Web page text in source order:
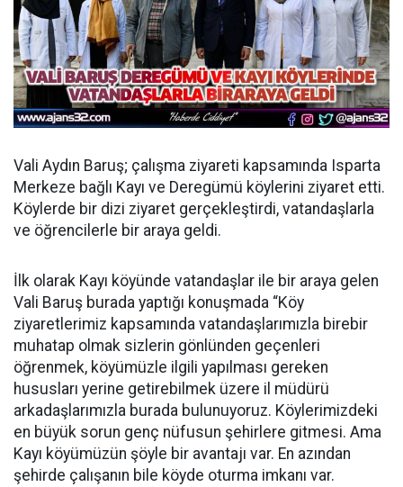
Vali Aydın Baruş; çalışma ziyareti kapsamında Isparta
Merkeze bağlı Kayı ve Deregümü köylerini ziyaret etti.
Köylerde bir dizi ziyaret gerçekleştirdi, vatandaşlarla
ve öğrencilerle bir araya geldi.
İlk olarak Kayı köyünde vatandaşlar ile bir araya gelen
Vali Baruş burada yaptığı konuşmada “Köy
ziyaretlerimiz kapsamında vatandaşlarımızla birebir
muhatap olmak sizlerin gönlünden geçenleri
öğrenmek, köyümüzle ilgili yapılması gereken
hususları yerine getirebilmek üzere il müdürü
arkadaşlarımızla burada bulunuyoruz. Köylerimizdeki
en büyük sorun genç nüfusun şehirlere gitmesi. Ama
Kayı köyümüzün şöyle bir avantajı var. En azından
şehirde çalışanın bile köyde oturma imkanı var.